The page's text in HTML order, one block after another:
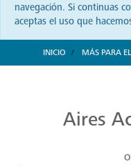
navegación. Si continuas
aceptas el uso que
INICIO MÁS PARA
Aires